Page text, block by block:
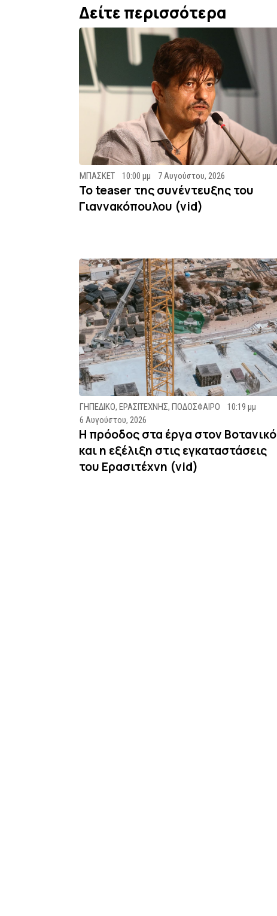
Δείτε περισσότερα
ΜΠΑΣΚΕΤ 10:00 μμ 7 Αυγούστου, 2026
To teaser της συνέντευξης του
Γιαννακόπουλου (vid)
ΓΗΠΕΔΙΚΟ, ΕΡΑΣΙΤΕΧΝΗΣ, ΠΟΔΟΣΦΑΙΡΟ
10:19 μμ
6 Αυγούστου, 2026
Η πρόοδος στα έργα στον Βοτανικό
και η εξέλιξη στις εγκαταστάσεις
του Ερασιτέχνη (vid)